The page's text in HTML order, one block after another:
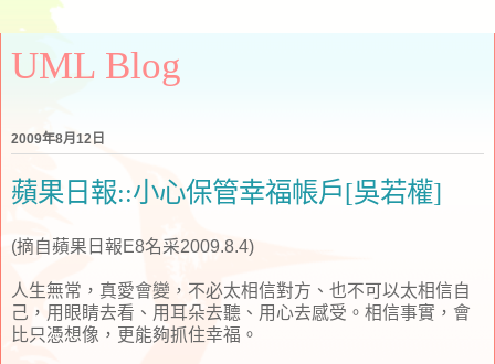
UML Blog
2009年8月12日
蘋果日報::小心保管幸福帳戶[吳若權]
(摘自蘋果日報E8名采2009.8.4)
人生無常，真愛會變，不必太相信對方、也不可以太相信自
己，用眼睛去看、用耳朵去聽、用心去感受。相信事實，會
比只憑想像，更能夠抓住幸福。